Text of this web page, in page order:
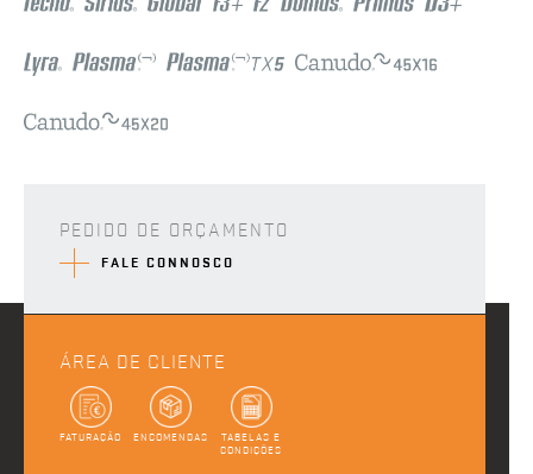
PEDIDO DE ORÇAMENTO
FALE CONNOSCO
ÁREA DE CLIENTE
FATURAÇÃO ENCOMENDAS
TABELAS E
CONDIÇÕES